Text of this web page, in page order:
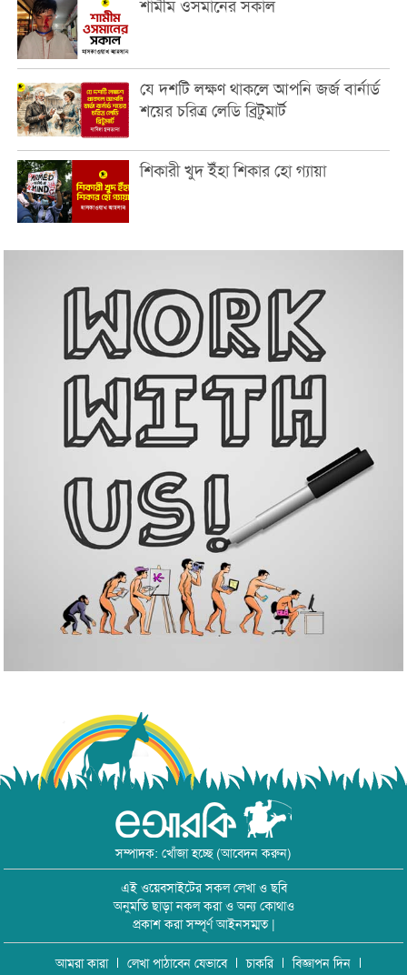
শামীম ওসমানের সকাল
যে দশটি লক্ষণ থাকলে আপনি জর্জ বার্নার্ড
শয়ের চরিত্র লেডি ব্রিটুমার্ট
শিকারী খুদ ইঁহা শিকার হো গ্যায়া
সম্পাদক: খোঁজা হচ্ছে (আবেদন করুন)
এই ওয়েবসাইটের সকল লেখা ও ছবি
অনুমতি ছাড়া নকল করা ও অন্য কোথাও
প্রকাশ করা সম্পূর্ণ আইনসম্মত |
আমরা কারা লেখা পাঠাবেন যেভাবে চাকরি বিজ্ঞাপন দিন